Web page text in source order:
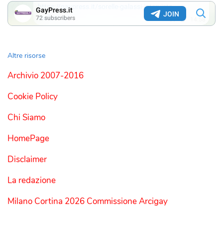
Altre risorse
Archivio 2007-2016
Cookie Policy
Chi Siamo
HomePage
Disclaimer
La redazione
Milano Cortina 2026 Commissione Arcigay